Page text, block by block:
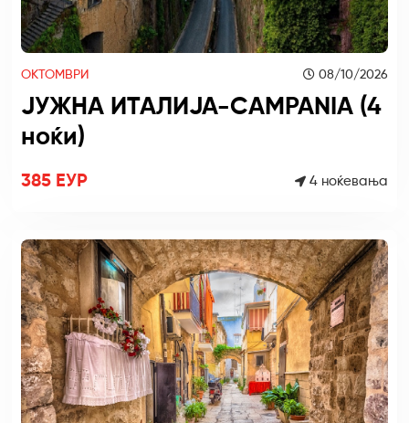
ОКТОМВРИ 08/10/2026
ЈУЖНА ИТАЛИЈА-CAMPANIA (4
ноќи)
385 ЕУР 4 ноќевања